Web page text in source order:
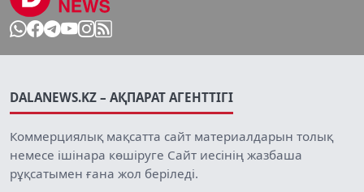
DALANEWS.KZ – АҚПАРАТ АГЕНТТІГІ
Коммерциялық мақсатта сайт материалдарын толық
немесе ішінара көшіруге Сайт иесінің жазбаша
рұқсатымен ғана жол беріледі.